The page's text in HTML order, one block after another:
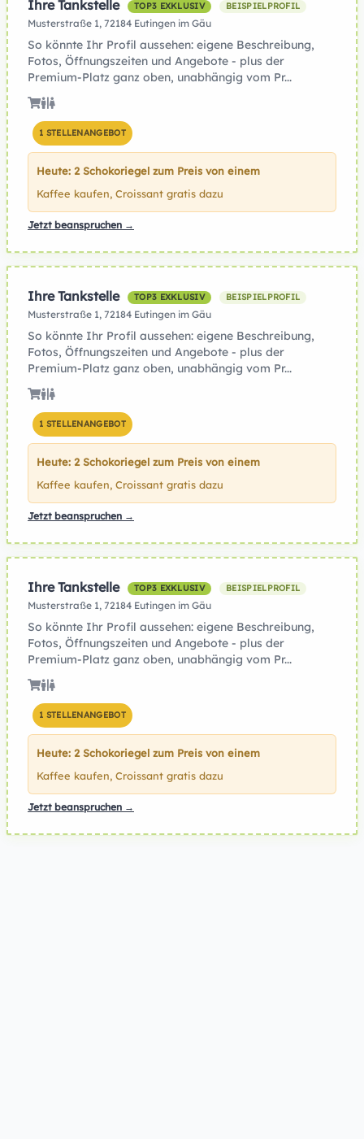
Ihre Tankstelle TOP3 EXKLUSIV BEISPIELPROFIL
Musterstraße 1, 72184 Eutingen im Gäu
So könnte Ihr Profil aussehen: eigene Beschreibung,
Fotos, Öffnungszeiten und Angebote - plus der
Premium-Platz ganz oben, unabhängig vom Pr...
1 STELLENANGEBOT
Heute: 2 Schokoriegel zum Preis von einem
Kaffee kaufen, Croissant gratis dazu
Jetzt beanspruchen →
Ihre Tankstelle TOP3 EXKLUSIV BEISPIELPROFIL
Musterstraße 1, 72184 Eutingen im Gäu
So könnte Ihr Profil aussehen: eigene Beschreibung,
Fotos, Öffnungszeiten und Angebote - plus der
Premium-Platz ganz oben, unabhängig vom Pr...
1 STELLENANGEBOT
Heute: 2 Schokoriegel zum Preis von einem
Kaffee kaufen, Croissant gratis dazu
Jetzt beanspruchen →
Ihre Tankstelle TOP3 EXKLUSIV BEISPIELPROFIL
Musterstraße 1, 72184 Eutingen im Gäu
So könnte Ihr Profil aussehen: eigene Beschreibung,
Fotos, Öffnungszeiten und Angebote - plus der
Premium-Platz ganz oben, unabhängig vom Pr...
1 STELLENANGEBOT
Heute: 2 Schokoriegel zum Preis von einem
Kaffee kaufen, Croissant gratis dazu
Jetzt beanspruchen →